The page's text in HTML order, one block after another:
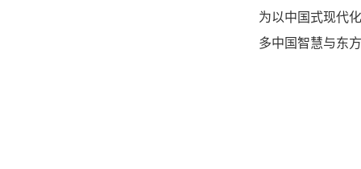
为以中国式现代
多中国智慧与东